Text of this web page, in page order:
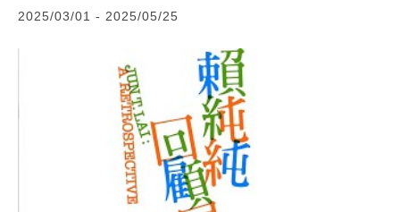
2025/03/01 - 2025/05/25